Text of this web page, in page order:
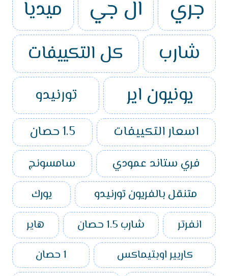
جري ال جي ميديا
شارب
كل التكييفات
يونيون اير
تورنيدو
اسعار التكييفات 1.5 حصان
فري ستاند عمودي
سامسونج
متنقل بالفريون تورنيدو
يورك
انفرتر
شارب 1.5 حصان
هاير
كاريير اوبتيماكس
1 حصان